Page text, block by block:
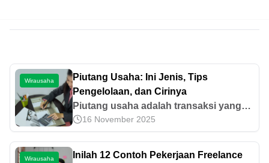
Wirausaha
Piutang Usaha: Ini Jenis, Tips
Pengelolaan, dan Cirinya
Piutang usaha adalah transaksi yang
timbul akibat aktivitas penjualan barang
atau jasa secara kredit. Yuk, ketahui
ciri-ciri, jenis, dan tipe kelolanya di sini!
16 November 2025
Wirausaha
Inilah 12 Contoh Pekerjaan Freelance